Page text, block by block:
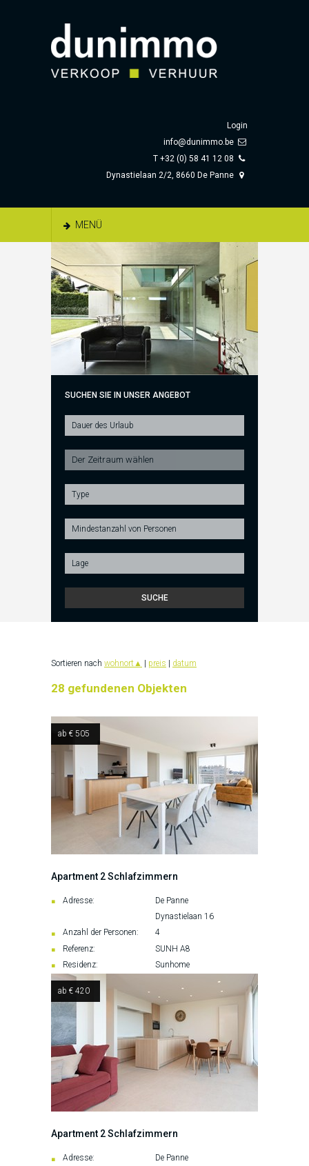
Login
info@dunimmo.be
T +32 (0) 58 41 12 08
Dynastielaan 2/2, 8660 De Panne
MENÜ
SUCHEN SIE IN UNSER ANGEBOT
Sortieren nach wohnort▲ preis datum
28 gefundenen Objekten
ab € 505
Apartment 2 Schlafzimmern
Adresse:
De Panne
Dynastielaan 16
Anzahl der Personen:
4
Referenz:
SUNH A8
Residenz:
Sunhome
ab € 420
Apartment 2 Schlafzimmern
Adresse:
De Panne